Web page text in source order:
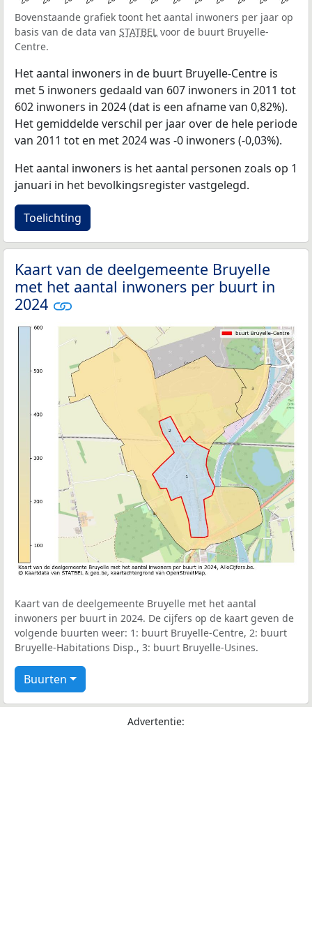
Bovenstaande grafiek toont het aantal inwoners per jaar op
basis van de data van STATBEL voor de buurt Bruyelle-
Centre.
Het aantal inwoners in de buurt Bruyelle-Centre is
met 5 inwoners gedaald van 607 inwoners in 2011 tot
602 inwoners in 2024 (dat is een afname van 0,82%).
Het gemiddelde verschil per jaar over de hele periode
van 2011 tot en met 2024 was -0 inwoners (-0,03%).
Het aantal inwoners is het aantal personen zoals op 1
januari in het bevolkingsregister vastgelegd.
Toelichting
Kaart van de deelgemeente Bruyelle
met het aantal inwoners per buurt in
2024
Kaart van de deelgemeente Bruyelle met het aantal
inwoners per buurt in 2024. De cijfers op de kaart geven de
volgende buurten weer: 1: buurt Bruyelle-Centre, 2: buurt
Bruyelle-Habitations Disp., 3: buurt Bruyelle-Usines.
Buurten
Advertentie: